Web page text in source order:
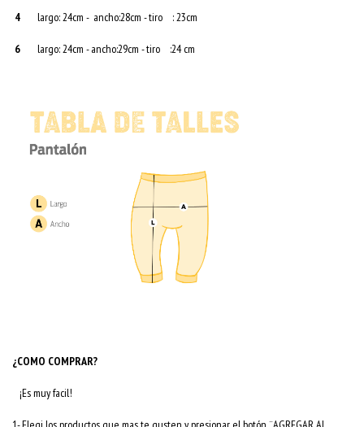
4 largo: 24cm - ancho:28cm -tiro : 23cm
6 largo: 24cm -ancho:29cm -tiro :24 cm
¿COMO COMPRAR?
¡Es muy facil!